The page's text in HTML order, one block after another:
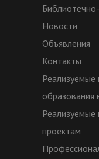
Новости
Объявления
Контакты
Реализуемые
образования
Реализуемые
проектам